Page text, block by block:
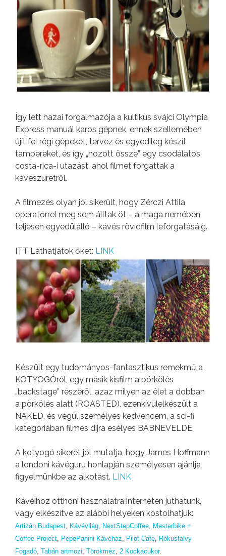
Így lett hazai forgalmazója a kultikus svájci Olympia
Express manuál karos gépnek, ennek szellemében
újít fel régi gépeket, tervez és egyedileg készít
tampereket, és így „hozott össze” egy csodálatos
costa-rica-i utazást, ahol filmet forgattak a
kávészüretről.
A filmezés olyan jól sikerült, hogy Zérczi Attila
operatőrrel meg sem álltak öt – a maga nemében
teljesen egyedülálló – kávés rövidfilm leforgatásáig.
ITT Láthatjátok őket: LINK
Készült egy tudományos-fantasztikus remekmű a
KOTYOGÓról, egy másik kisfilm a pörkölés
„backstage” részéről, azaz milyen az élet a dobban
a pörkölés alatt (ROASTED), ezenkívülelkészült a
NAKED, és végül személyes kedvencem, a sci-fi
kategóriában filmes díjra esélyes BABNEVELDE.
A kotyogó sikerét jól mutatja, hogy James Hoffmann
a londoni kávéguru honlapján személyesen ajánlja
figyelmünkbe az alkotást. LINK
Kávéihoz otthoni használatra interneten juthatunk,
vagy elkészítve az alábbi helyeken kóstolhatjuk:
Artizán Budapest, Kávévilág, NextStepCoffee, Mesterbike +
Coffee Project, PepePanini Kávéház, Pilot Cafe, Rókusfalvy
Fogadó, Tabán artmozi, Törökméz, 2 Kockacukor.